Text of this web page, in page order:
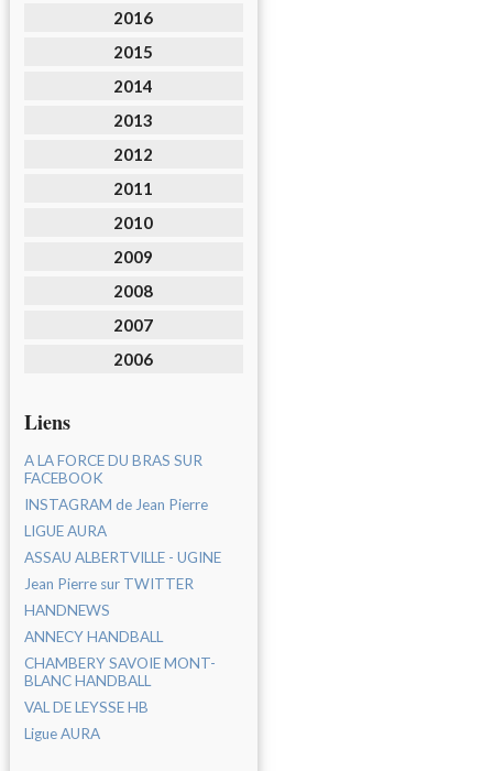
2016
2015
2014
2013
2012
2011
2010
2009
2008
2007
2006
Liens
A LA FORCE DU BRAS SUR
FACEBOOK
INSTAGRAM de Jean Pierre
LIGUE AURA
ASSAU ALBERTVILLE - UGINE
Jean Pierre sur TWITTER
HANDNEWS
ANNECY HANDBALL
CHAMBERY SAVOIE MONT-
BLANC HANDBALL
VAL DE LEYSSE HB
Ligue AURA